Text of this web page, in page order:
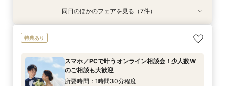
衣装試着 特典あり
8/30(日 )
【最大20万特典】海見えチャペル×五つ星ホテル
8:50〜
13:00〜
13:30〜
16:30〜
衣装試着 特典あり
8/30(日 )
【必要なものだけ】ぴったり見つかるお得プラン
9:00〜
13:00〜
13:30〜
16:30〜
8/30(日 )
スマホ・PCで叶うオンライン相談会！少人数W
9:00〜
13:00〜
13:30〜
16:30〜
衣装試着 特典あり
8/30(日 )
絶景海見えチャペルで感動ウエディング☆会場見
9:00〜
13:00〜
13:30〜
16:30〜
衣装試着 特典あり
8/30(日 )
挙式&ホテルスイートルーム会食10名35万円～♪
9:00〜
13:00〜
13:30〜
16:30〜
衣装試着 特典あり
8/30(日 )
【6名28万～】少人数×ブランドホテルでおもて
9:00〜
13:00〜
13:30〜
16:30〜
衣装試着 特典あり
8/30(日 )
五つ星ホテルで上質W体験◆20名59万～×豪華
8:55〜
13:00〜
13:30〜
16:30〜
同日のほかのフェアを見る（7件）
特典あり
スマホ／PCで叶うオンライン相談会！少人数W
のご相談も大歓迎
所要時間：1時間30分程度